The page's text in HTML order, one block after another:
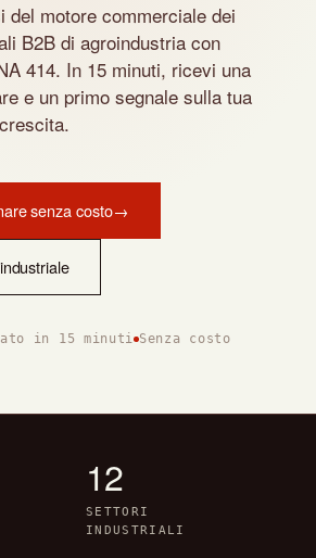
del motore commerciale dei
B2B di agroindustria con
414. In 15 minuti, ricevi una
e un primo segnale sulla tua
senza costo→
in 15 minuti Senza costo
12
SETTORI
INDUSTRIALI